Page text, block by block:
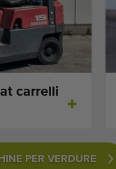
carrelli
PER VERDURE